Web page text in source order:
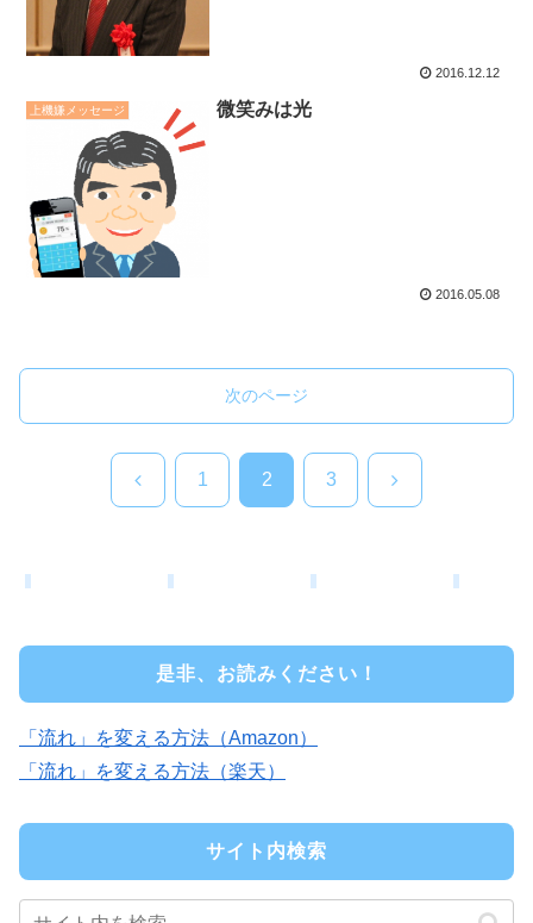
2016.12.12
上機嫌メッセージ 微笑みは光
2016.05.08
次のページ
前 1 2 3 次
是非、お読みください！
「流れ」を変える方法（Amazon）
「流れ」を変える方法（楽天）
サイト内検索